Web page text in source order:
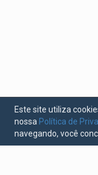
Este site utiliza
nossa Política de
navegando, você